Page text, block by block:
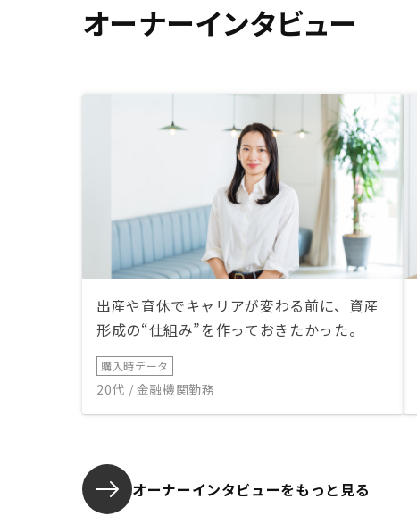
オーナーインタビュー
出産や育休でキャリアが変わる前に、資産
形成の“仕組み”を作っておきたかった。
購入時データ
20代 / 金融機関勤務
オーナーインタビューをもっと見る